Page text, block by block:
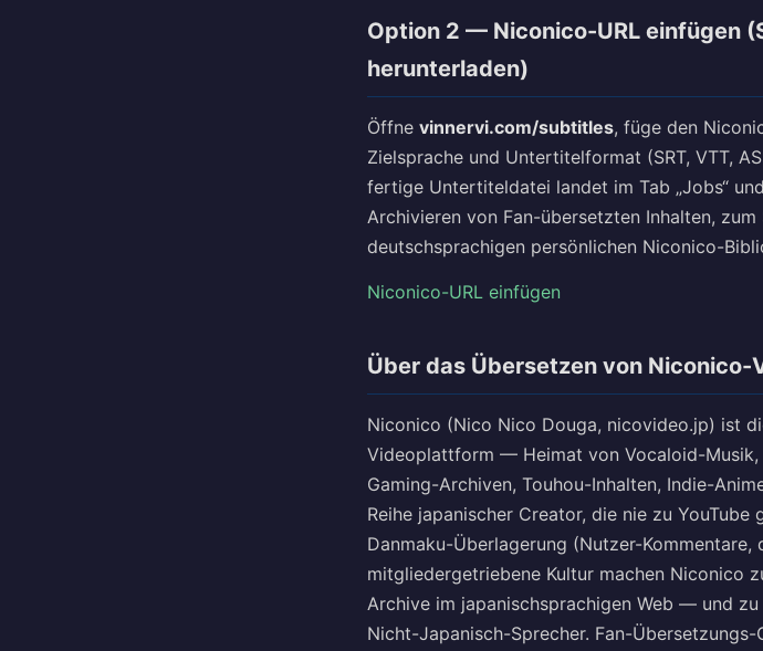
Option 2 — Niconico-URL einfügen
herunterladen)
Öffne vinnervi.com/subtitles, füge den
Zielsprache und Untertitelformat (SRT, VTT,
fertige Untertiteldatei landet im Tab „Jobs“
Archivieren von Fan-übersetzten Inhalten,
deutschsprachigen persönlichen Niconico-
Niconico-URL einfügen
Über das Übersetzen von Niconico-
Niconico (Nico Nico Douga, nicovideo.jp) ist
Videoplattform — Heimat von Vocaloid-Musik,
Gaming-Archiven, Touhou-Inhalten, Indie-
Reihe japanischer Creator, die nie zu
Danmaku-Überlagerung (Nutzer-
mitgliedergetriebene Kultur machen Niconico
Archive im japanischsprachigen Web — und
Nicht-Japanisch-Sprecher. Fan-